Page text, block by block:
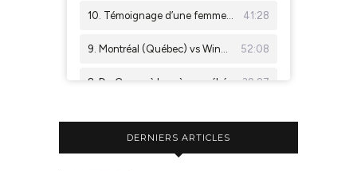
DERNIERS ARTICLES